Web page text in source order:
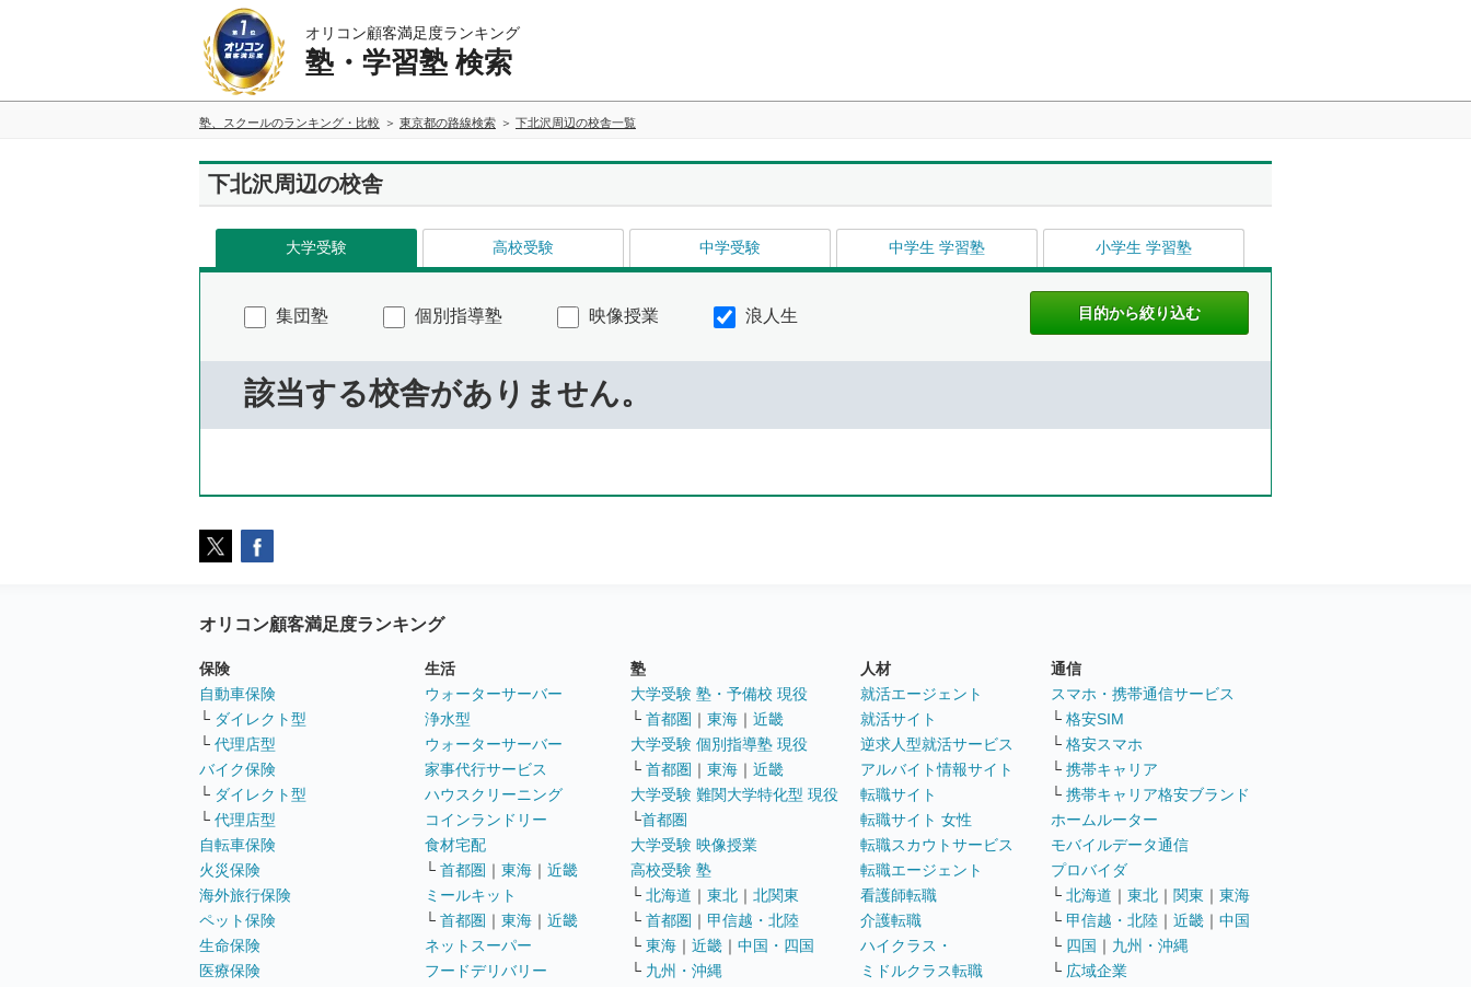
オリコン顧客満足度ランキング
塾・学習塾 検索
塾、スクールのランキング・比較 東京都の路線検索 下北沢周辺の校舎一覧
下北沢周辺の校舎
大学受験 高校受験 中学受験 中学生 学習塾 小学生 学習塾
集団塾 個別指導塾 映像授業 浪人生
該当する校舎がありません。
オリコン顧客満足度ランキング
保険
自動車保険
└ ダイレクト型
└ 代理店型
バイク保険
└ ダイレクト型
└ 代理店型
自転車保険
火災保険
海外旅行保険
ペット保険
生命保険
医療保険
生活
ウォーターサーバー
浄水型
ウォーターサーバー
家事代行サービス
ハウスクリーニング
コインランドリー
食材宅配
└ 首都圏 ｜ 東海 ｜ 近畿
ミールキット
└ 首都圏 ｜ 東海 ｜ 近畿
ネットスーパー
フードデリバリー
塾
大学受験 塾・予備校 現役
└ 首都圏 ｜ 東海 ｜ 近畿
大学受験 個別指導塾 現役
└ 首都圏 ｜ 東海 ｜ 近畿
大学受験 難関大学特化型 現役
└首都圏
大学受験 映像授業
高校受験 塾
└ 北海道 ｜ 東北 ｜ 北関東
└ 首都圏 ｜ 甲信越・北陸
└ 東海 ｜ 近畿 ｜ 中国・四国
└ 九州・沖縄
人材
就活エージェント
就活サイト
逆求人型就活サービス
アルバイト情報サイト
転職サイト
転職サイト 女性
転職スカウトサービス
転職エージェント
看護師転職
介護転職
ハイクラス・
ミドルクラス転職
通信
スマホ・携帯通信サービス
└ 格安SIM
└ 格安スマホ
└ 携帯キャリア
└ 携帯キャリア格安ブランド
ホームルーター
モバイルデータ通信
プロバイダ
└ 北海道 ｜ 東北 ｜ 関東 ｜ 東海
└ 甲信越・北陸 ｜ 近畿 ｜ 中国
└ 四国 ｜ 九州・沖縄
└ 広域企業